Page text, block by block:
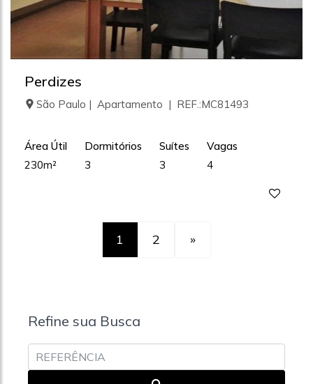
Perdizes
São Paulo | Apartamento | REF.:MC81493
Área Útil
230m²
Dormitórios
3
Suítes
3
Vagas
4
1 2 »
Refine sua Busca